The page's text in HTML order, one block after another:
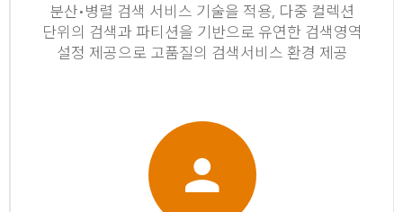
분산•병렬 검색 서비스 기술을 적용, 다중 컬렉션
단위의 검색과 파티션을 기반으로 유연한 검색영역
설정 제공으로 고품질의 검색서비스 환경 제공